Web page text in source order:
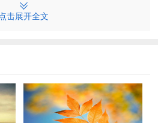
后，这浪漫这花心是天性是他娘胎
用来打发时间的。
只要别的女人一出现公主就不是公
点击展开全文